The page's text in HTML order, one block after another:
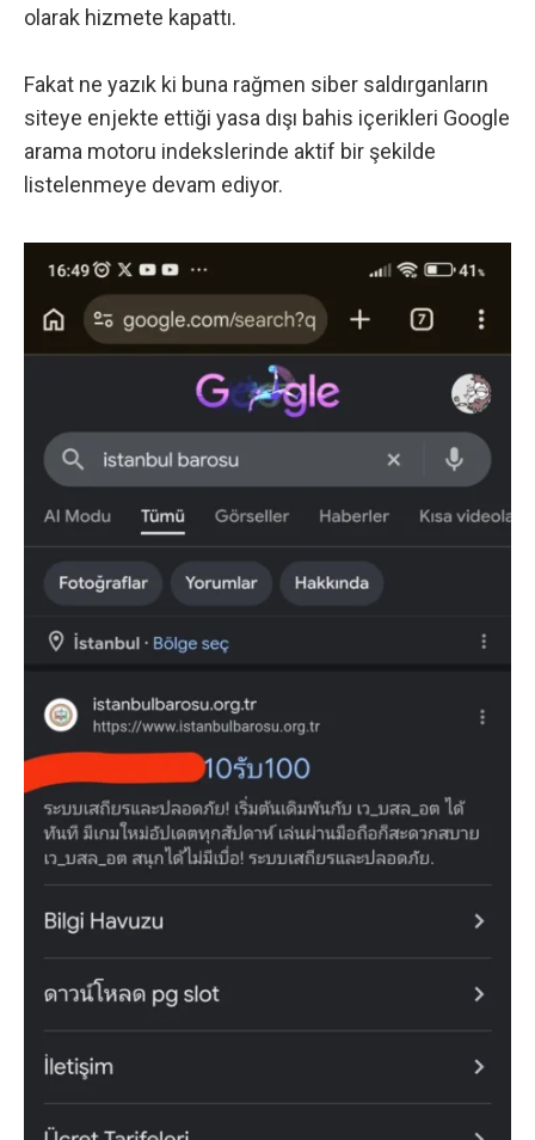
olarak hizmete kapattı.
Fakat ne yazık ki buna rağmen siber saldırganların
siteye enjekte ettiği yasa dışı bahis içerikleri Google
arama motoru indekslerinde aktif bir şekilde
listelenmeye devam ediyor.